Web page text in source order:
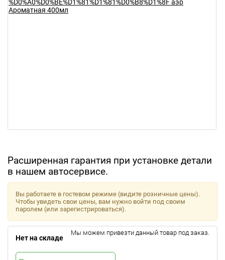
Расширенная гарантия при установке детали
в нашем автосервисе.
Вы работаете в гостевом режиме (видите розничные цены).
Чтобы увидеть свои цены, вам нужно войти под своим
паролем (или зарегистрироваться).
Нет на складе
Мы можем привезти данный товар под заказ.